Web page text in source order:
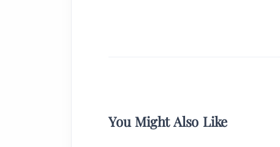
You Might Also Like